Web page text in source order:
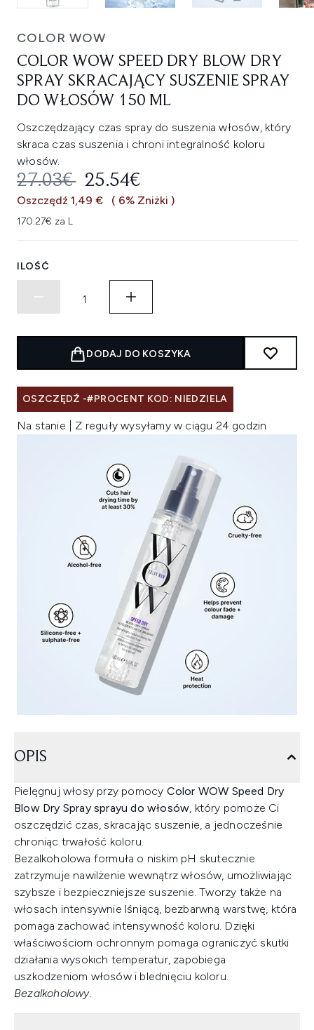
COLOR WOW
COLOR WOW SPEED DRY BLOW DRY
SPRAY SKRACAJĄCY SUSZENIE SPRAY
DO WŁOSÓW 150 ML
Oszczędzający czas spray do suszenia włosów, który
skraca czas suszenia i chroni integralność koloru
włosów.
SUGEROWANA CENA
27.03€ AKTUALNA CENA:
25.54€
Oszczędź 1,49 € ( 6% Zniżki )
170.27€ za L
ILOŚĆ
DODAJ DO KOSZYKA
OSZCZĘDŹ -#PROCENT KOD: NIEDZIELA
Na stanie | Z reguły wysyłamy w ciągu 24 godzin
OPIS
Pielęgnuj włosy przy pomocy Color WOW Speed Dry
Blow Dry Spray sprayu do włosów, który pomoże Ci
oszczędzić czas, skracając suszenie, a jednocześnie
chroniąc trwałość koloru.
Bezalkoholowa formuła o niskim pH skutecznie
zatrzymuje nawilżenie wewnątrz włosów, umożliwiając
szybsze i bezpieczniejsze suszenie. Tworzy także na
włosach intensywnie lśniącą, bezbarwną warstwę, która
pomaga zachować intensywność koloru. Dzięki
właściwościom ochronnym pomaga ograniczyć skutki
działania wysokich temperatur, zapobiega
uszkodzeniom włosów i blednięciu koloru.
Bezalkoholowy.